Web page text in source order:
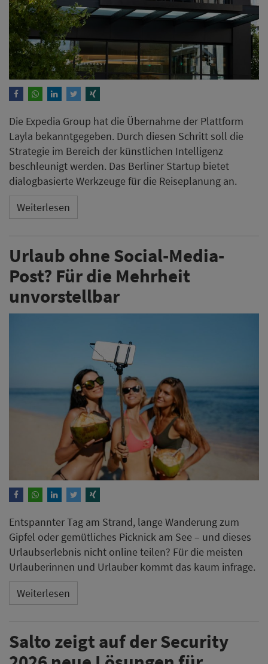
Die Expedia Group hat die Übernahme der Plattform
Layla bekanntgegeben. Durch diesen Schritt soll die
Strategie im Bereich der künstlichen Intelligenz
beschleunigt werden. Das Berliner Startup bietet
dialogbasierte Werkzeuge für die Reiseplanung an.
Weiterlesen
Urlaub ohne Social-Media-
Post? Für die Mehrheit
unvorstellbar
Entspannter Tag am Strand, lange Wanderung zum
Gipfel oder gemütliches Picknick am See – und dieses
Urlaubserlebnis nicht online teilen? Für die meisten
Urlauberinnen und Urlauber kommt das kaum infrage.
Weiterlesen
Salto zeigt auf der Security